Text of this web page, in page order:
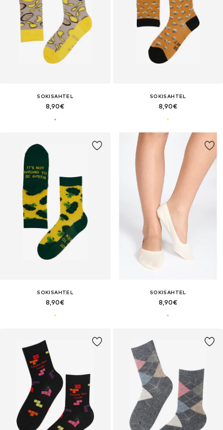
SOKISAHTEL
8,90€
SOKISAHTEL
8,90€
SOKISAHTEL
8,90€
SOKISAHTEL
8,90€